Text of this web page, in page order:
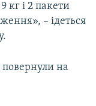
кг і 2 пакети
– ідеться
на